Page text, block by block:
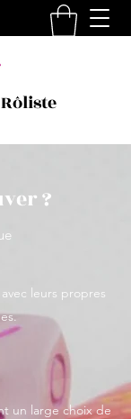
?
leurs propres
un large choix de